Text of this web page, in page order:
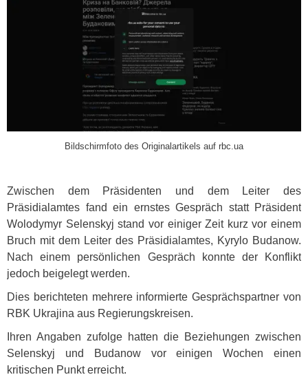
Bildschirmfoto des Originalartikels auf rbc.ua
Zwischen dem Präsidenten und dem Leiter des
Präsidialamtes fand ein ernstes Gespräch statt Präsident
Wolodymyr Selenskyj stand vor einiger Zeit kurz vor einem
Bruch mit dem Leiter des Präsidialamtes, Kyrylo Budanow.
Nach einem persönlichen Gespräch konnte der Konflikt
jedoch beigelegt werden.
Dies berichteten mehrere informierte Gesprächspartner von
RBK Ukrajina aus Regierungskreisen.
Ihren Angaben zufolge hatten die Beziehungen zwischen
Selenskyj und Budanow vor einigen Wochen einen
kritischen Punkt erreicht.